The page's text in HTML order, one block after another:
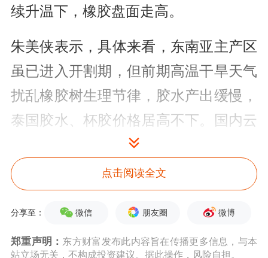
续升温下，橡胶盘面走高。
朱美侠表示，具体来看，东南亚主产区
虽已进入开割期，但前期高温干旱天气
扰乱橡胶树生理节律，胶水产出缓慢，
泰国胶水、杯胶价格居高不下。国内云
南、海南开割初期同样受天气干扰，产
量释放偏缓，供应低产期被拉长，成为
盘面最稳固的利多支撑。
多。5月是传统割胶旺季，一旦主产区
点击阅读全文
分享至： 微信 朋友圈 微博
郑重声明： 东方财富发布此内容旨在传播更多信息，与本
站立场无关，不构成投资建议。据此操作，风险自担。